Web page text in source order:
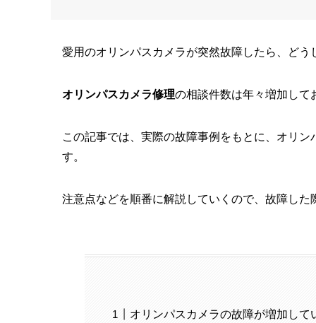
愛用のオリンパスカメラが突然故障したら、どう
オリンパスカメラ修理の相談件数は年々増加して
この記事では、実際の故障事例をもとに、オリ
す。
注意点などを順番に解説していくので、故障し
オリンパスカメラの故障が増加して